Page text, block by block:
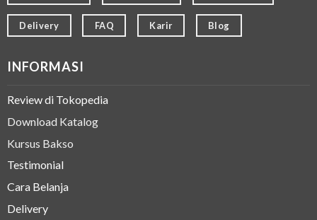
Delivery FAQ Karir Blog
INFORMASI
Review di Tokopedia
Download Katalog
Kursus Bakso
Testimonial
Cara Belanja
Delivery